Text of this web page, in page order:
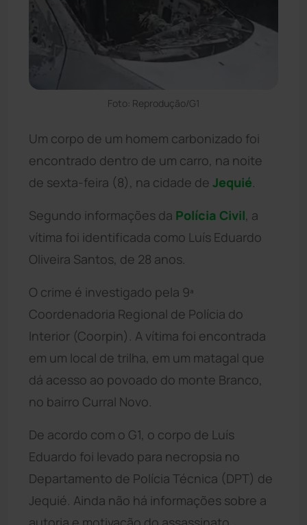
Foto: Reprodução/G1
Um corpo de um homem carbonizado foi
encontrado dentro de um carro, na noite
de sexta-feira (8), na cidade de Jequié
Segundo informações da Polícia Civil, a
vítima foi identificada como Luís Eduardo
Oliveira Santos, de 28 anos.
O crime é investigado pela 9ª
Coordenadoria Regional de Polícia do
Interior (Coorpin). A vítima foi encontrada
em um local de trilha, em um matagal que
dá acesso ao povoado do monte Branco,
no bairro Curral Novo.
De acordo com o G1, o corpo de Luís
Eduardo foi levado para necropsia no
Departamento de Polícia Técnica (DPT) de
Jequié. Ainda não há informações sobre a